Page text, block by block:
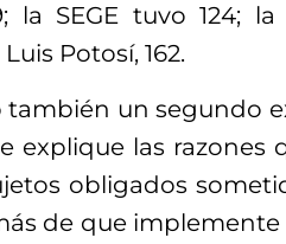
la SEGE tuvo 124; la
Potosí, 162.
también un segundo
explique las razones
obligados
de que